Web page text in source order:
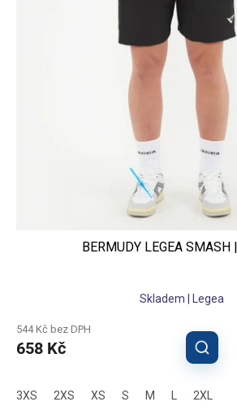
BERMUDY LEGEA SMASH
Skladem | Legea
544 Kč bez DPH
658 Kč
3XS 2XS XS S M 2XL